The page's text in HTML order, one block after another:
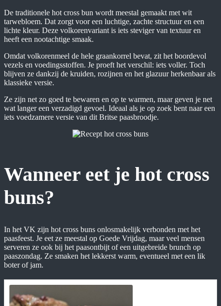
De traditionele hot cross bun wordt meestal gemaakt met wit
tarwebloem. Dat zorgt voor een luchtige, zachte structuur en een
lichte kleur. Deze volkorenvariant is iets steviger van textuur en
heeft een nootachtige smaak.
Omdat volkorenmeel de hele graankorrel bevat, zit het boordevol
vezels en voedingsstoffen. Je proeft het verschil: iets voller. Toch
blijven ze dankzij de kruiden, rozijnen en het glazuur herkenbaar als
klassieke versie.
Ze zijn net zo goed te bewaren en op te warmen, maar geven je net
wat langer een verzadigd gevoel. Ideaal als je op zoek bent naar een
iets voedzamere versie van dit Britse paasbroodje.
Wanneer eet je hot cross
buns?
In het VK zijn hot cross buns onlosmakelijk verbonden met het
paasfeest. Je eet ze meestal op Goede Vrijdag, maar veel mensen
serveren ze ook bij het paasontbijt of een uitgebreide brunch op
paaszondag. Ze smaken het lekkerst warm, eventueel met een lik
boter of jam.